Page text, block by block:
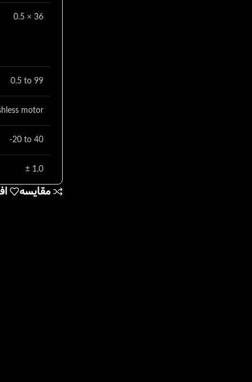
0.5 × 36
0.5 to 99
motor
-20 to 40
± 1.0
مقایسه